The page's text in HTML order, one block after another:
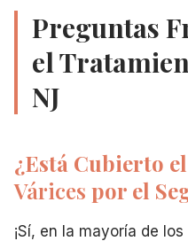
Preguntas
el
NJ
¿Está Cubierto el
Várices por el
¡Sí, en la mayoría de